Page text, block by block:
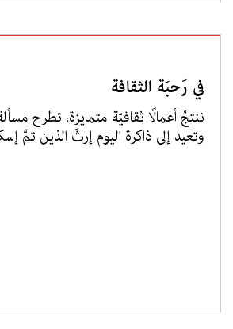
في رَحبَة الثقافة
ننتجُ أعمالًا ثقافيّة متمايزة، تطرح
وتعيد إلى ذاكرة اليوم إرثَ الذين تمَّ